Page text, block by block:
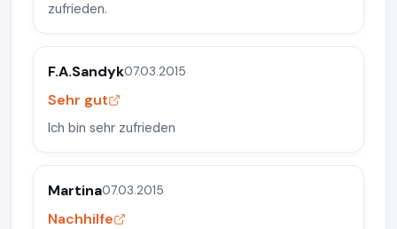
zufrieden.
F.A.Sandyk07.03.2015
Sehr gut
Ich bin sehr zufrieden
Martina07.03.2015
Nachhilfe